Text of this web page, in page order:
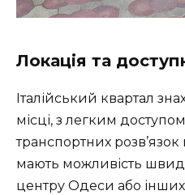
Локація та
Італійський квартал
місці, з легким
транспортних розв’язок
мають можливість
центру Одеси або інших